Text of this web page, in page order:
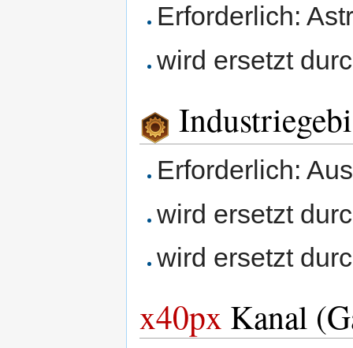
Erforderlich:
wird ersetzt
Erforderlich:
wird ersetzt
wird ersetzt
x40px Kanal